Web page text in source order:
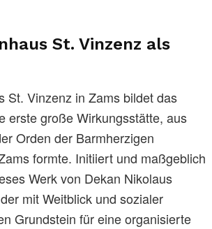
St. Vinzenz als
St. Vinzenz in Zams bildet das
erste große Wirkungsstätte, aus
Orden der Barmherzigen
formte. Initiiert und maßgeblich
Werk von Dekan Nikolaus
mit Weitblick und sozialer
Grundstein für eine organisierte